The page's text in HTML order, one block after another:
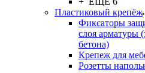
Пластиковый крепёж
Фиксаторы
слоя арматуры
бетона)
Крепеж для
Розетты